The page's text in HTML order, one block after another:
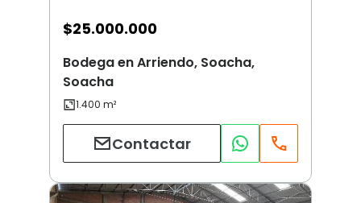
$25.000.000
Bodega en Arriendo, Soacha,
Soacha
Contactar